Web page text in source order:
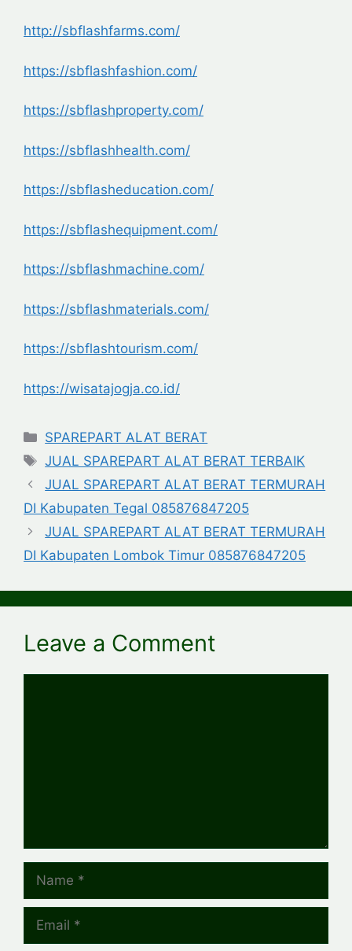
http://sbflashfarms.com/
https://sbflashfashion.com/
https://sbflashproperty.com/
https://sbflashhealth.com/
https://sbflasheducation.com/
https://sbflashequipment.com/
https://sbflashmachine.com/
https://sbflashmaterials.com/
https://sbflashtourism.com/
https://wisatajogja.co.id/
Categories
SPAREPART ALAT BERAT
Tags
JUAL SPAREPART ALAT BERAT TERBAIK
JUAL SPAREPART ALAT BERAT TERMURAH
DI Kabupaten Tegal 085876847205
JUAL SPAREPART ALAT BERAT TERMURAH
DI Kabupaten Lombok Timur 085876847205
Leave a Comment